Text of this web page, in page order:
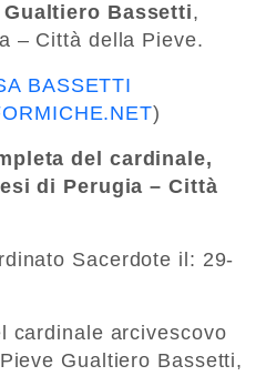
Gualtiero Bassetti,
– Città della Pieve.
BASSETTI
)
del cardinale,
di Perugia – Città
Sacerdote il: 29-
cardinale arcivescovo
Gualtiero Bassetti,